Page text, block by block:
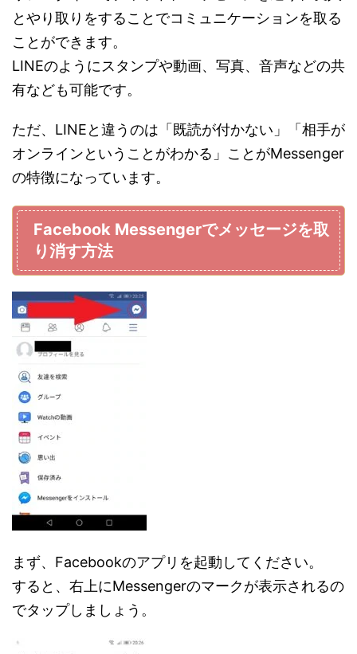
とやり取りをすることでコミュニケーションを取る
ことができます。
LINEのようにスタンプや動画、写真、音声などの共
有なども可能です。
ただ、LINEと違うのは「既読が付かない」「相手が
オンラインということがわかる」ことがMessenger
の特徴になっています。
Facebook Messengerでメッセージを取
り消す方法
まず、Facebookのアプリを起動してください。
すると、右上にMessengerのマークが表示されるの
でタップしましょう。